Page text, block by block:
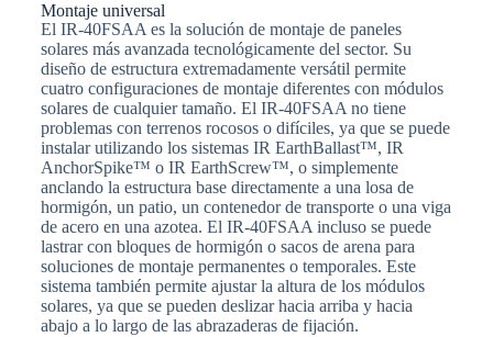
Montaje universal
El IR-40FSAA es la solución de montaje de paneles
solares más avanzada tecnológicamente del sector. Su
diseño de estructura extremadamente versátil permite
cuatro configuraciones de montaje diferentes con módulos
solares de cualquier tamaño. El IR-40FSAA no tiene
problemas con terrenos rocosos o difíciles, ya que se puede
instalar utilizando los sistemas IR EarthBallast™, IR
AnchorSpike™ o IR EarthScrew™, o simplemente
anclando la estructura base directamente a una losa de
hormigón, un patio, un contenedor de transporte o una viga
de acero en una azotea. El IR-40FSAA incluso se puede
lastrar con bloques de hormigón o sacos de arena para
soluciones de montaje permanentes o temporales. Este
sistema también permite ajustar la altura de los módulos
solares, ya que se pueden deslizar hacia arriba y hacia
abajo a lo largo de las abrazaderas de fijación.